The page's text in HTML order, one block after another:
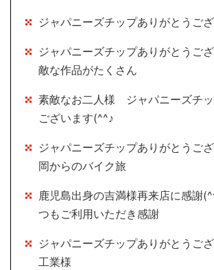
ジャパニーズチップありがとうご
ジャパニーズチップありがとうご
敵な作品がたくさん
素敵なお二人様 ジャパニーズチッ
ございます(^^♪
ジャパニーズチップありがとうご
岡からのバイク旅
鹿児島出身の吉満様再来店に感謝
つもご利用いただき感謝
ジャパニーズチップありがとうご
工業様